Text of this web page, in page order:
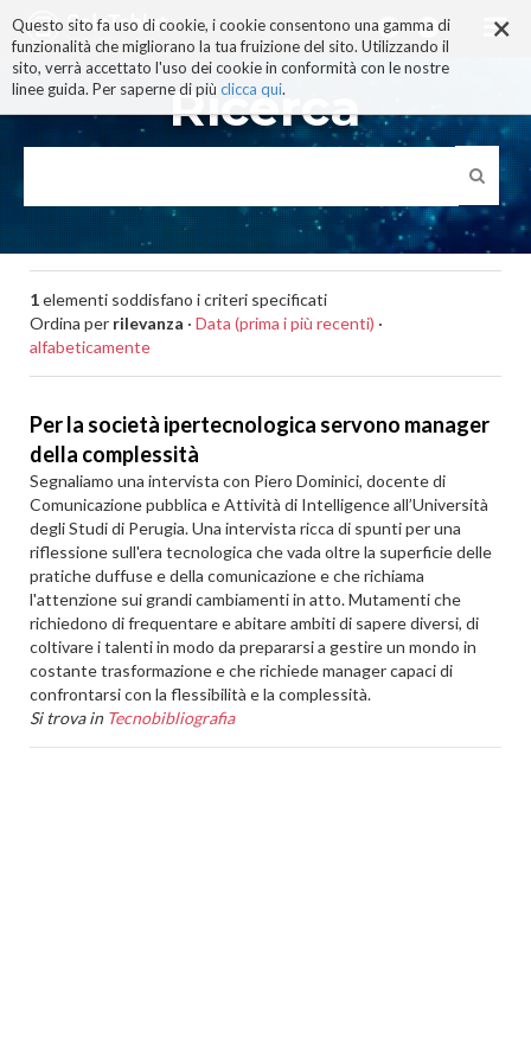
×
Questo sito fa uso di cookie, i cookie consentono una gamma di
funzionalità che migliorano la tua fruizione del sito. Utilizzando il
sito, verrà accettato l'uso dei cookie in conformità con le nostre
linee guida. Per saperne di più clicca qui.
ai
contenuti.
|
alla
navigazione
Ricerca
1elementi soddisfano i criteri specificati
Ordina per rilevanza · Data (prima i più recenti) ·
alfabeticamente
Per la società ipertecnologica servono manager
della complessità
Segnaliamo una intervista con Piero Dominici, docente di
Comunicazione pubblica e Attività di Intelligence all’Università
degli Studi di Perugia. Una intervista ricca di spunti per una
riflessione sull'era tecnologica che vada oltre la superficie delle
pratiche duffuse e della comunicazione e che richiama
l'attenzione sui grandi cambiamenti in atto. Mutamenti che
richiedono di frequentare e abitare ambiti di sapere diversi, di
coltivare i talenti in modo da prepararsi a gestire un mondo in
costante trasformazione e che richiede manager capaci di
confrontarsi con la flessibilità e la complessità.
Si trova in Tecnobibliografia